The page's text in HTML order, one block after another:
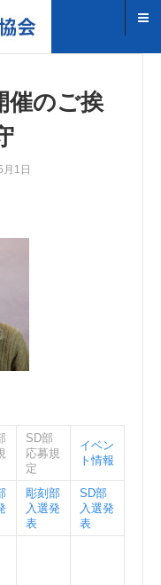
のご挨
1日
SD部
応募規
定
イベン
ト情報
彫刻部
入選発
表
SD部
入選発
表